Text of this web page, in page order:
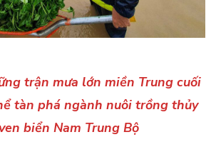
trận mưa lớn miền Trung cuối
tàn phá ngành nuôi trồng thủy
biển Nam Trung Bộ